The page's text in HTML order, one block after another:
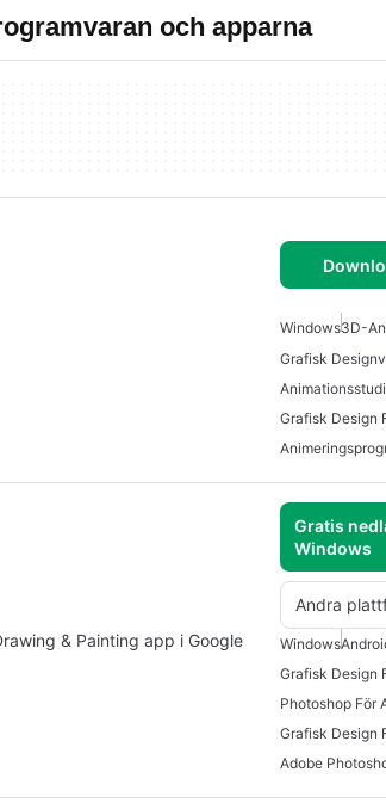
och apparna
Windows3D-
Grafisk
Grafisk Design
Gratis
Windows
Andra
& Painting app i Google
Windows
Grafisk Design
Photoshop För
Grafisk Design
Adobe